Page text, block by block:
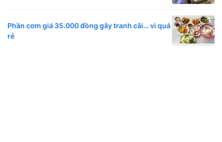
Phần cơm giá 35.000 đồng gây tranh cãi… vì quá
rẻ